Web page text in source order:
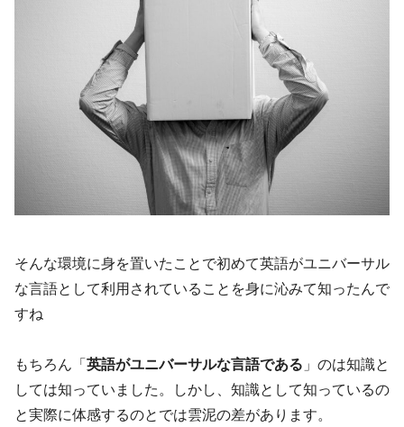
そんな環境に身を置いたことで初めて英語がユニバーサル
な言語として利用されていることを身に沁みて知ったんで
すね
もちろん「 英語がユニバーサルな言語である 」のは知識と
しては知っていました。しかし、知識として知っているの
と実際に体感するのとでは雲泥の差があります。